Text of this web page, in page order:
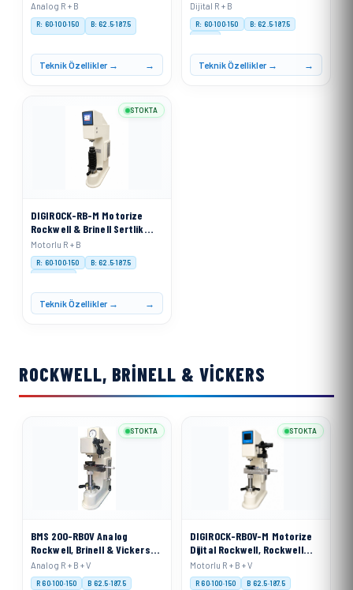
Analog R + B
R: 60·100·150 B: 62.5·187.5
Teknik Özellikler →
Dijital R + B
R: 60·100·150
B: 62.5·187.5
Digital
Teknik Özellikler →
DIGIROCK-RB-M Motorize
Rockwell & Brinell Sertlik
Ölçme Cihazı
Motorlu R + B
R: 60·100·150
B: 62.5·187.5
Motorised
Teknik Özellikler →
STOKTA
ROCKWELL, BRINELL & VICKERS
BMS 200-RBOV Analog
Rockwell, Brinell & Vickers
Sertlik Ölçme Cihazı
Analog R + B + V
R 60·100·150 B 62.5·187.5
STOKTA
DIGIROCK-RBOV-M Motorize
Dijital Rockwell, Rockwell
Superficial, Brinell ve
Vickers Sertlik Ölçme Cihazı
Motorlu R + B + V
R 60·100·150 B 62.5·187.5
STOKTA